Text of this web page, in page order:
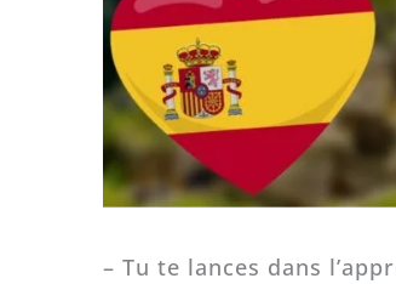
– Tu te lances dans